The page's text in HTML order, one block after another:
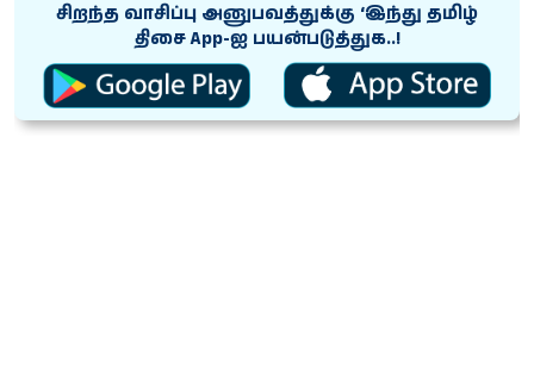
சிறந்த வாசிப்பு அனுபவத்துக்கு ‘இந்து தமிழ்
திசை App-ஐ பயன்படுத்துக..!